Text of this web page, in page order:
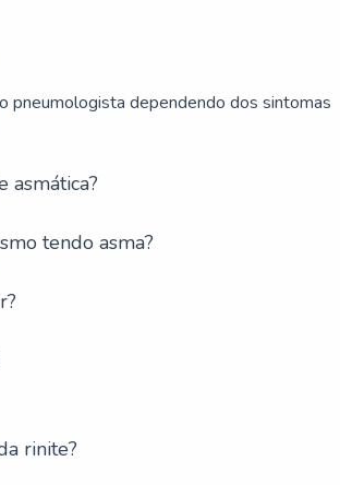
pneumologista dependendo dos sintomas
asmática?
tendo asma?
rinite?